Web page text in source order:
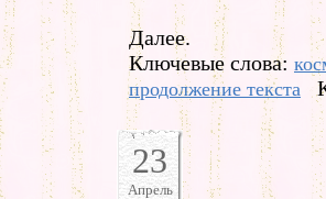
Далее.
Ключевые слова:
продолжение текста
23
Апрель